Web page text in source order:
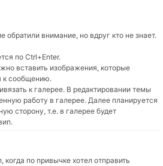
обратили внимание, но вдруг кто не знает.
по Ctrl+Enter.
вставить изображения, которые
к сообщению.
к галерее. В редактировании темы
работу в галерее. Далее планируется
сторону, т.е. в галерее будет
по привычке хотел отправить